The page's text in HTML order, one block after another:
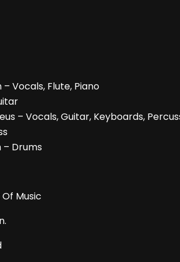
Vocals, Flute, Piano
– Vocals, Guitar, Keyboards,
– Drums
Music